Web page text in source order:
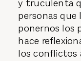
y truculenta
personas que
ponernos los
hace
los conflictos